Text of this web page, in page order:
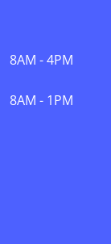
8AM - 4PM
8AM - 1PM